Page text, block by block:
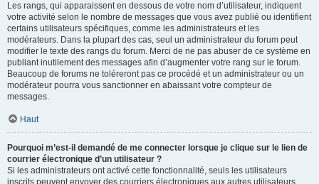
Les rangs, qui apparaissent en dessous de votre nom d’utilisateur, indiquent
votre activité selon le nombre de messages que vous avez publié ou identifient
certains utilisateurs spécifiques, comme les administrateurs et les
modérateurs. Dans la plupart des cas, seul un administrateur du forum peut
modifier le texte des rangs du forum. Merci de ne pas abuser de ce système en
publiant inutilement des messages afin d’augmenter votre rang sur le forum.
Beaucoup de forums ne toléreront pas ce procédé et un administrateur ou un
modérateur pourra vous sanctionner en abaissant votre compteur de
messages.
Haut
Pourquoi m’est-il demandé de me connecter lorsque je clique sur le lien de
courrier électronique d’un utilisateur ?
Si les administrateurs ont activé cette fonctionnalité, seuls les utilisateurs
inscrits peuvent envoyer des courriers électroniques aux autres utilisateurs